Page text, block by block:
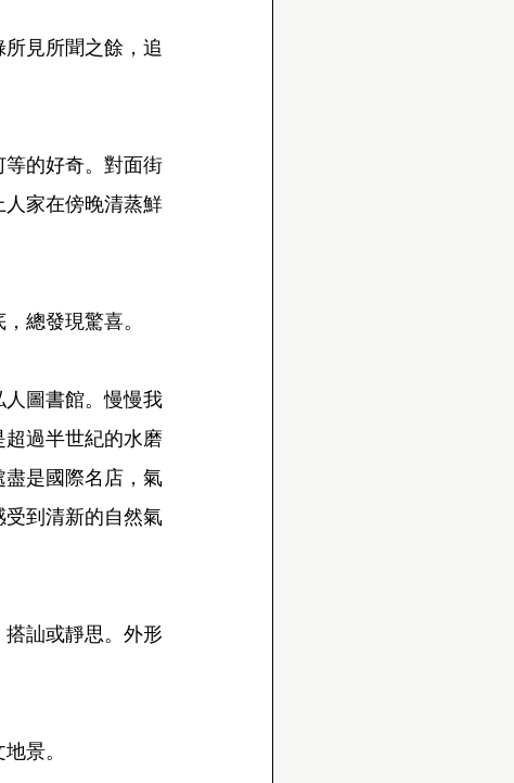
見所聞之餘，追
的好奇。對面街
家在傍晚清蒸鮮
總發現驚喜。
圖書館。慢慢我
過半世紀的水磨
是國際名店，氣
到清新的自然氣
訕或靜思。外形
景。